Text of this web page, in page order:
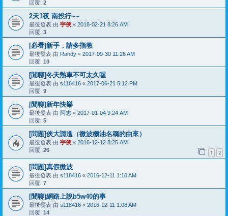
回覆: 2
2天1夜 南投行~~
最後發表 由 宇俠 « 2018-02-21 8:26 AM
回覆: 3
[必看]新手，請多指教
最後發表 由 Randy « 2017-09-30 11:26 AM
回覆: 10
[閒聊]冬天熱車不可太久喔
最後發表 由 s118416 « 2017-06-21 5:12 PM
回覆: 9
[閒聊]新年快樂
最後發表 由 阿志 « 2017-01-04 9:24 AM
回覆: 5
[問題]俠大請進（微波機油名稱的由來）
最後發表 由 宇俠 « 2016-12-12 8:25 AM
回覆: 26 1 2
[問題]真假微波
最後發表 由 s118416 « 2016-12-11 1:10 AM
回覆: 7
[閒聊]網路上說b5w40的事
最後發表 由 s118416 « 2016-12-11 1:08 AM
回覆: 14